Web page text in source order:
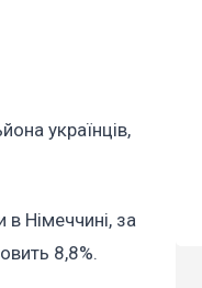
українців,
Німеччині, за
8,8%.